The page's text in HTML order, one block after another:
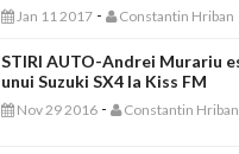
Jan 11 2017 - Constantin Hriban
STIRI AUTO-Andrei Murariu
unui Suzuki SX4 la Kiss FM
Nov 29 2016 - Constantin Hriban